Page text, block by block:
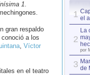
1.
gran respaldo
a los
, Víctor
en el teatro
1 el
2
La
por
3 de